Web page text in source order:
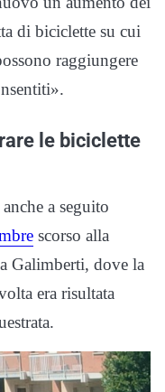
di biciclette su cui
raggiungere
le biciclette
a seguito
scorso alla
Galimberti, dove la
era risultata